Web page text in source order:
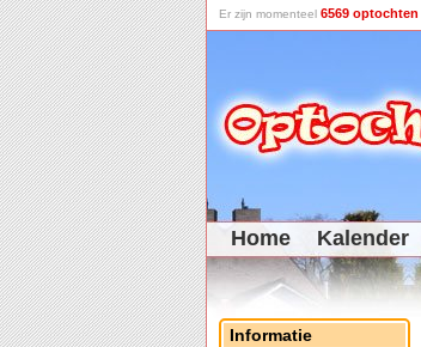
Er zijn momenteel 6569 optochten
Home Kalender
Informatie